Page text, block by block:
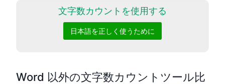
文字数カウントを使用する
日本語を正しく使うために
Word 以外の文字数カウントツール比